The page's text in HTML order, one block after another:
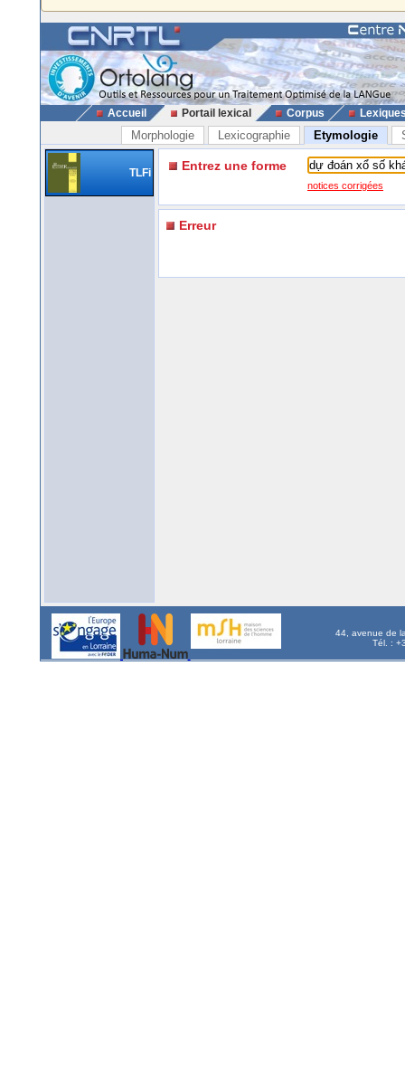
Accueil Portail lexical Corpus
Morphologie Lexicographie Etymologie
TLFi Entrez une forme
notices corrigées
Erreur
44, avenue de
Tél. :